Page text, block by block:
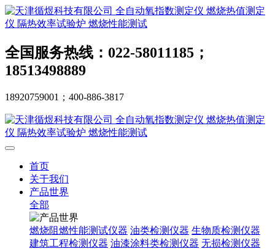
全国服务热线：022-58011185；
18513498889
18920759001；400-886-3817
首页
关于我们
产品世界
全部
燃烧阻燃性能测试仪器 油类检测仪器 生物质检测仪器
建筑工程检测仪器 油漆涂料类检测仪器 无损检测仪器